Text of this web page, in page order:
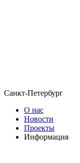
Санкт-Петербург
О нас
Новости
Проекты
Информация